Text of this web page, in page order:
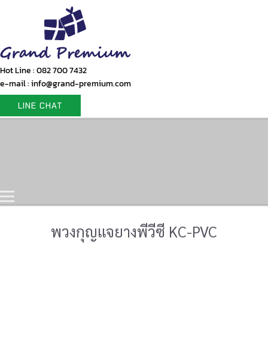
Hot Line : 082 700 7432
e-mail : info@grand-premium.com
LINE CHAT
พวงกุญแจยางพีวีซี KC-PVC